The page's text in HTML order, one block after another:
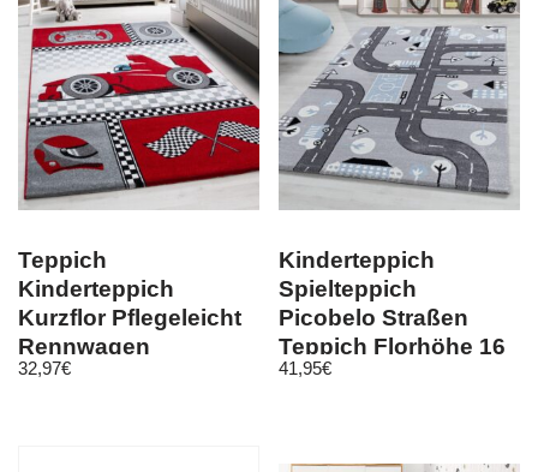
Teppich
Kinderteppich
Kurzflor Pflegeleicht
Rennwagen
Kinderzimmer Rot
32,97€
Kinderteppich
Spielteppich
Picobelo Straßen
Teppich Florhöhe 16
mm Grau
41,95€